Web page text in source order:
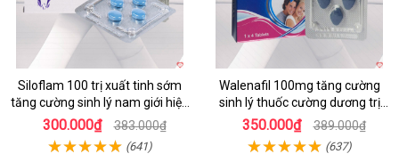
Siloflam 100 trị xuất tinh sớm
tăng cường sinh lý nam giới hiệu
quả
300.000₫ 383.000₫
(641)
Walenafil 100mg tăng cường
sinh lý thuốc cường dương trị
xuất tinh sớm kéo dài
350.000₫ 389.000₫
(637)